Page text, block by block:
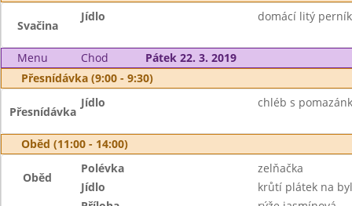
Svačina
Jídlo domácí litý
Menu Chod
Pátek 22. 3. 2019
Přesnídávka (9:00 - 9:30)
Přesnídávka
Jídlo chléb s
Oběd (11:00 - 14:00)
Oběd
Polévka
zelňačka
Jídlo
krůtí plátek na